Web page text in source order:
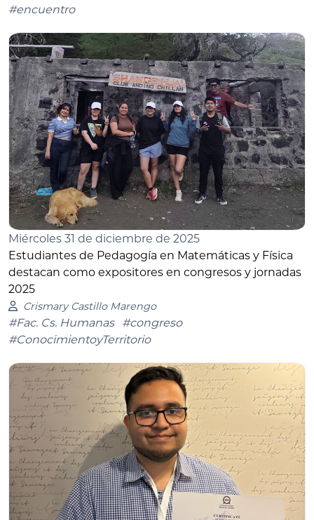
#encuentro
Miércoles 31 de diciembre de 2025
Estudiantes de Pedagogía en Matemáticas y Física
destacan como expositores en congresos y jornadas
2025
Crismary Castillo Marengo
#Fac. Cs. Humanas
#congreso
#ConocimientoyTerritorio